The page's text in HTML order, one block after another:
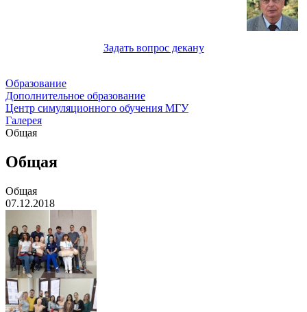
Задать вопрос декану
Образование
Дополнительное образование
Центр симуляционного обучения МГУ
Галерея
Общая
Общая
Общая
07.12.2018